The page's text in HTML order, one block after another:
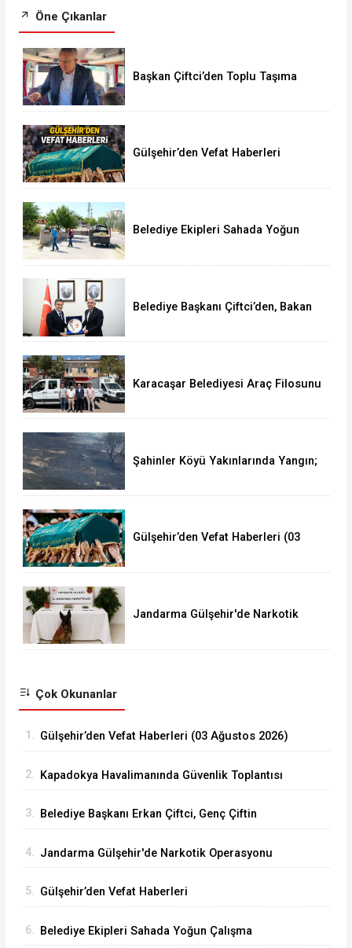
Öne Çıkanlar
Başkan Çiftci’den Toplu Taşıma
Gülşehir’den Vefat Haberleri
Belediye Ekipleri Sahada Yoğun
Belediye Başkanı Çiftci’den, Bakan
Karacaşar Belediyesi Araç Filosunu
Şahinler Köyü Yakınlarında Yangın;
Gülşehir’den Vefat Haberleri (03
Jandarma Gülşehir'de Narkotik
Çok Okunanlar
1. Gülşehir’den Vefat Haberleri (03 Ağustos 2026)
2. Kapadokya Havalimanında Güvenlik Toplantısı
3. Belediye Başkanı Erkan Çiftci, Genç Çiftin
4. Jandarma Gülşehir'de Narkotik Operasyonu
5. Gülşehir’den Vefat Haberleri
6. Belediye Ekipleri Sahada Yoğun Çalışma